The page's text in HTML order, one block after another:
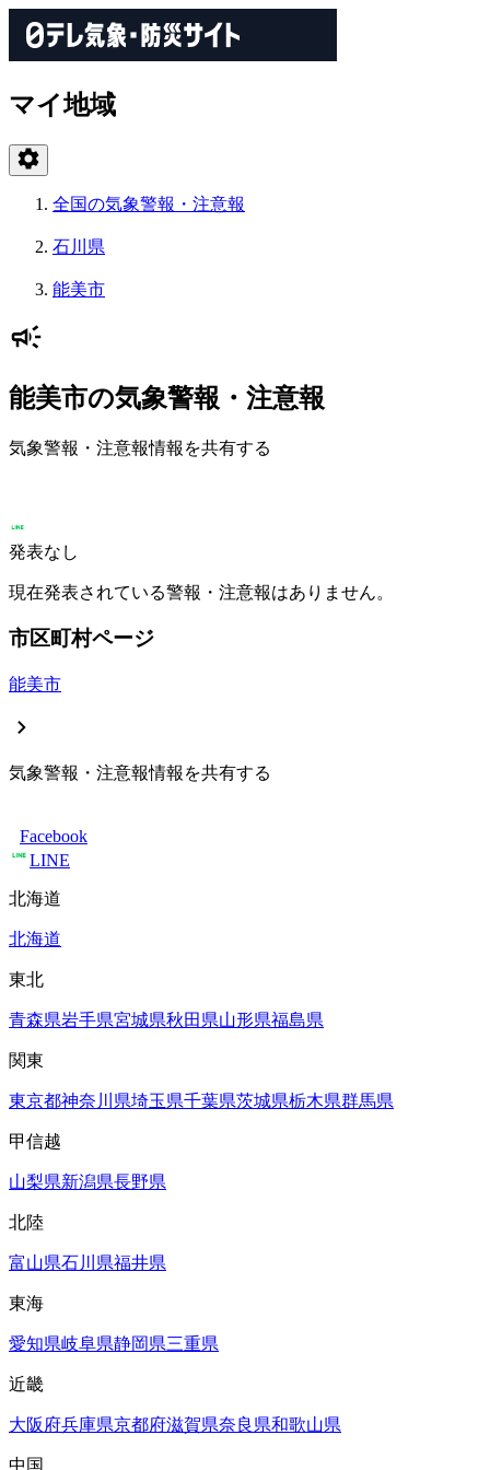
マイ地域
全国の気象警報・注意報
石川県
能美市
能美市の気象警報・注意報
気象警報・注意報情報を共有する
発表なし
現在発表されている警報・注意報はありません。
市区町村ページ
能美市
気象警報・注意報情報を共有する
Facebook
LINE
北海道
北海道
東北
青森県岩手県宮城県秋田県山形県福島県
関東
東京都神奈川県埼玉県千葉県茨城県栃木県群馬県
甲信越
山梨県新潟県長野県
北陸
富山県石川県福井県
東海
愛知県岐阜県静岡県三重県
近畿
大阪府兵庫県京都府滋賀県奈良県和歌山県
中国